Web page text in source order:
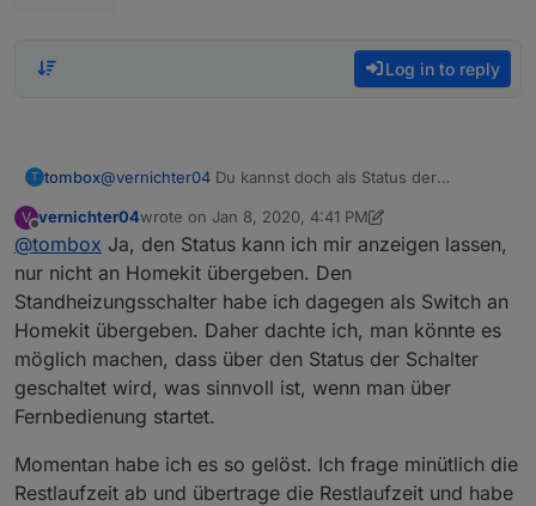
Log in to reply
T tombox@vernichter04 Du kannst doch als Status der
vw-
connect.0.xxxx.remoteStandheizung.climatisationState
Report
V
Offline
vernichter04wrote on Jan 8, 2020, 4:41 PM
last edited by vernichter04 Jan 8, 2020, 5:51 PM
@tombox Ja, den Status kann ich mir anzeigen lassen,
nur nicht an Homekit übergeben. Den
Standheizungsschalter habe ich dagegen als Switch an
Homekit übergeben. Daher dachte ich, man könnte es
möglich machen, dass über den Status der Schalter
geschaltet wird, was sinnvoll ist, wenn man über
Fernbedienung startet.
Momentan habe ich es so gelöst. Ich frage minütlich die
Restlaufzeit ab und übertrage die Restlaufzeit und habe